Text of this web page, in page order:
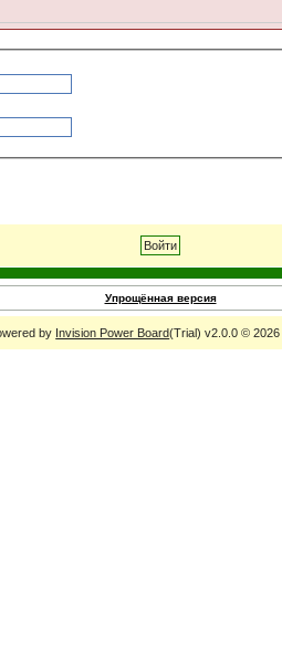
Упрощённая версия
by Invision Power Board(Trial) v2.0.0 © 2026